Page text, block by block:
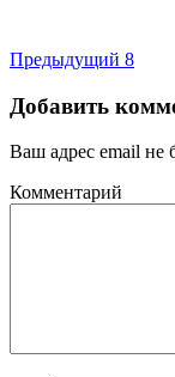
Навигация
по
записям
Предыдущая
Предыдущий 8
Добавить
Ваш адрес email не
Комментарий